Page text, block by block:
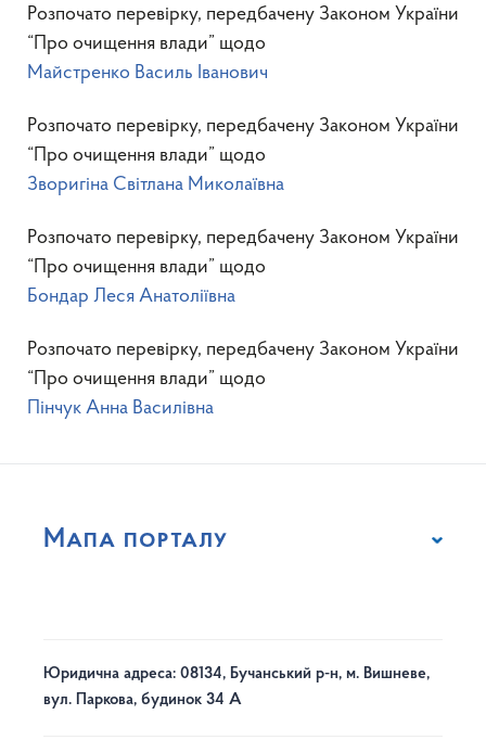
Розпочато перевірку, передбачену Законом України
“Про очищення влади” щодо
Майстренко Василь Іванович
Розпочато перевірку, передбачену Законом України
“Про очищення влади” щодо
Зворигіна Світлана Миколаївна
Розпочато перевірку, передбачену Законом України
“Про очищення влади” щодо
Бондар Леся Анатоліївна
Розпочато перевірку, передбачену Законом України
“Про очищення влади” щодо
Пінчук Анна Василівна
Мапа порталу
Юридична адреса: 08134, Бучанський р-н, м. Вишневе,
вул. Паркова, будинок 34 А